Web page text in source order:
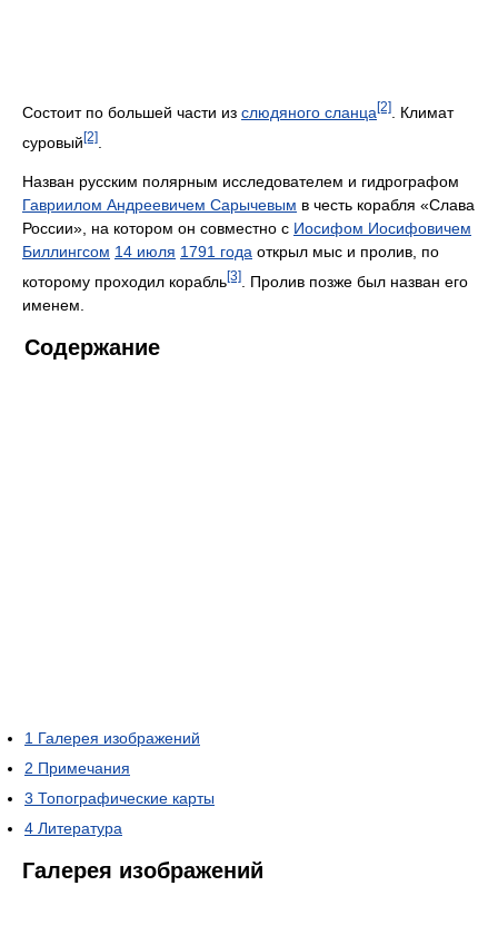
Состоит по большей части из слюдяного сланца[2]
. Климат
суровый[2]
Назван русским полярным исследователем и гидрографом
Гавриилом Андреевичем Сарычевым в честь корабля «Слава
России», на котором он совместно с Иосифом Иосифовичем
Биллингсом 14 июля 1791 года открыл мыс и пролив, по
которому проходил корабль[3]
. Пролив позже был назван его
именем.
Содержание
1 Галерея изображений
2 Примечания
3 Топографические карты
4 Литература
Галерея изображений